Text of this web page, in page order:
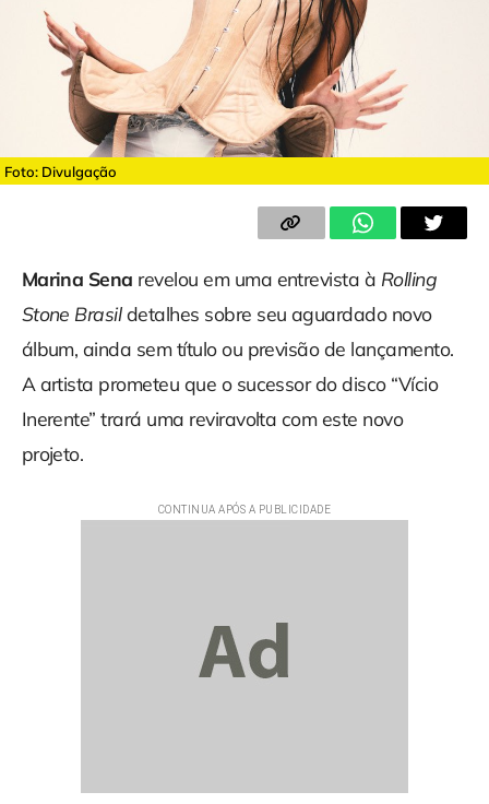
Foto: Divulgação
Marina Sena revelou em uma entrevista à Rolling
Stone Brasildetalhes sobre seu aguardado novo
álbum, ainda sem título ou previsão de lançamento.
A artista prometeu que o sucessor do disco “Vício
Inerente” trará uma reviravolta com este novo
projeto.